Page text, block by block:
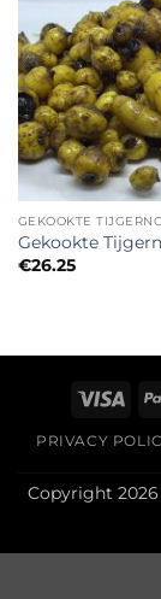
GEKOOKTE
Gekookte
€26.25
Visa
PRIVACY
Copyright